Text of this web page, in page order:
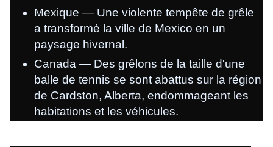
Mexique — Une violente tempête de grêle
a transformé la ville de Mexico en un
paysage hivernal.
Canada — Des grêlons de la taille d'une
balle de tennis se sont abattus sur la région
de Cardston, Alberta, endommageant les
habitations et les véhicules.